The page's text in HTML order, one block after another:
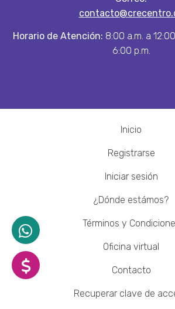
Horario de Atención: 8:00 a.m. a
6:00 p.m.
Inicio
Registrarse
Iniciar sesión
¿Dónde estámos?
Términos y
Oficina virtual
Contacto
Recuperar clave de